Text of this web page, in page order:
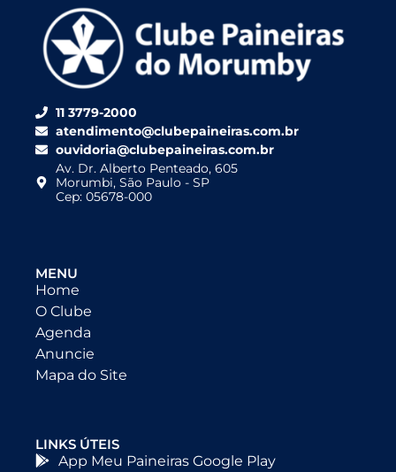
11 3779-2000
atendimento@clubepaineiras.com.br
ouvidoria@clubepaineiras.com.br
Av. Dr. Alberto Penteado, 605
Morumbi, São Paulo - SP
Cep: 05678-000
MENU
Home
O Clube
Agenda
Anuncie
Mapa do Site
LINKS ÚTEIS
App Meu Paineiras Google Play